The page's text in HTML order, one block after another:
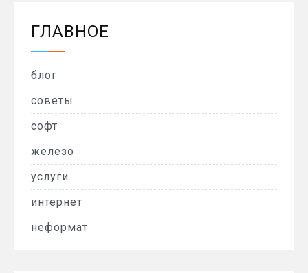
ГЛАВНОЕ
блог
советы
софт
железо
услуги
интернет
неформат